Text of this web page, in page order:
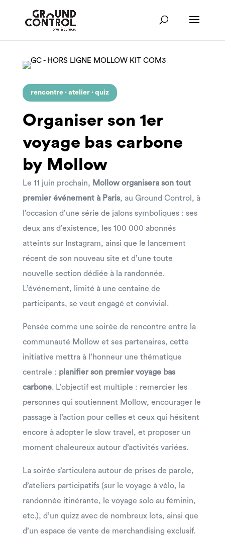
rencontre · atelier · quiz
Organiser son 1er
voyage bas carbone
by Mollow
Le 11 juin prochain, Mollow organisera son tout
premier événement à Paris, au Ground Control, à
l’occasion d’une série de jalons symboliques : ses
deux ans d’existence, les 100 000 abonnés
atteints sur Instagram, ainsi que le lancement
récent de son nouveau site et d’une toute
nouvelle section dédiée à la randonnée.
L’événement, limité à une centaine de
participants, se veut engagé et convivial.
Pensée comme une soirée de rencontre entre la
communauté Mollow et ses partenaires, cette
initiative mettra à l’honneur une thématique
centrale : planifier son premier voyage bas
carbone. L’objectif est multiple : remercier les
personnes qui soutiennent Mollow, encourager le
passage à l’action pour celles et ceux qui hésitent
encore à adopter le slow travel, et proposer un
moment chaleureux autour d’activités variées.
La soirée s’articulera autour de prises de parole,
d’ateliers participatifs (sur le voyage à vélo, la
randonnée itinérante, le voyage solo au féminin,
etc.), d’un quizz avec de nombreux lots, ainsi que
d’un espace de vente de merchandising exclusif.